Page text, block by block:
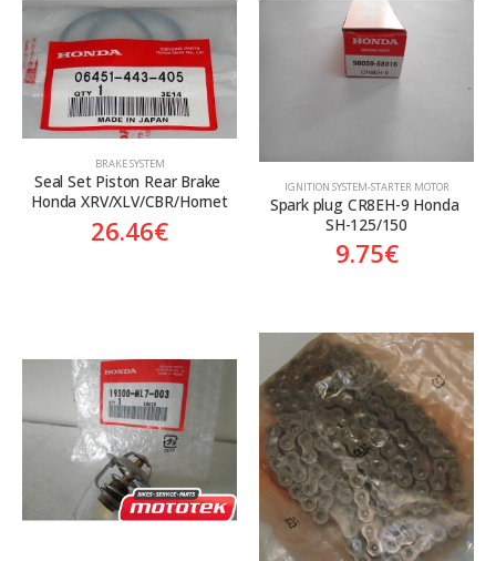
BRAKE SYSTEM
Seal Set Piston Rear Brake
Honda XRV/XLV/CBR/Hornet
26.46€
ΙGNITION SYSTEM-STARTER MOTOR
Spark plug CR8EH-9 Honda
SH-125/150
9.75€